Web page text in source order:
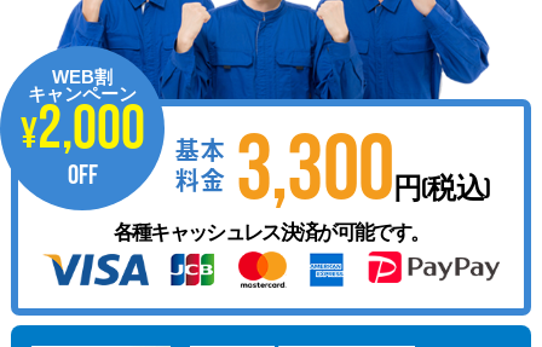
WEB割
キャンペーン
¥2,000
OFF
基本
料金 3,300 円(税込)
各種キャッシュレス決済が可能です。